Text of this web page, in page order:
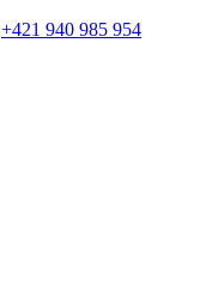
+421 940 985 954